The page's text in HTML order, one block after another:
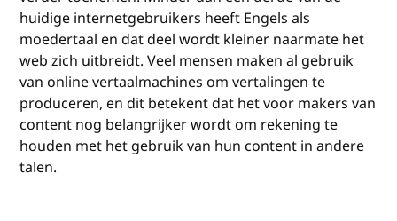
huidige internetgebruikers heeft Engels als
moedertaal en dat deel wordt kleiner naarmate het
web zich uitbreidt. Veel mensen maken al gebruik
van online vertaalmachines om vertalingen te
produceren, en dit betekent dat het voor makers van
content nog belangrijker wordt om rekening te
houden met het gebruik van hun content in andere
talen.